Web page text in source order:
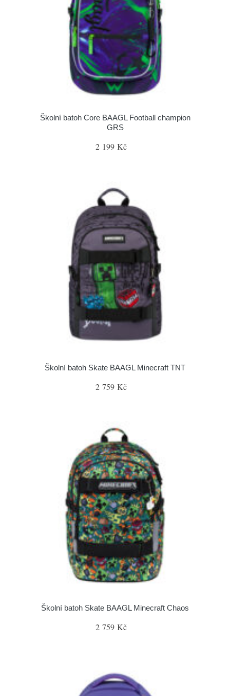
Školní batoh Core BAAGL Football champion
GRS
2 199 Kč
Školní batoh Skate BAAGL Minecraft TNT
2 759 Kč
Školní batoh Skate BAAGL Minecraft Chaos
2 759 Kč